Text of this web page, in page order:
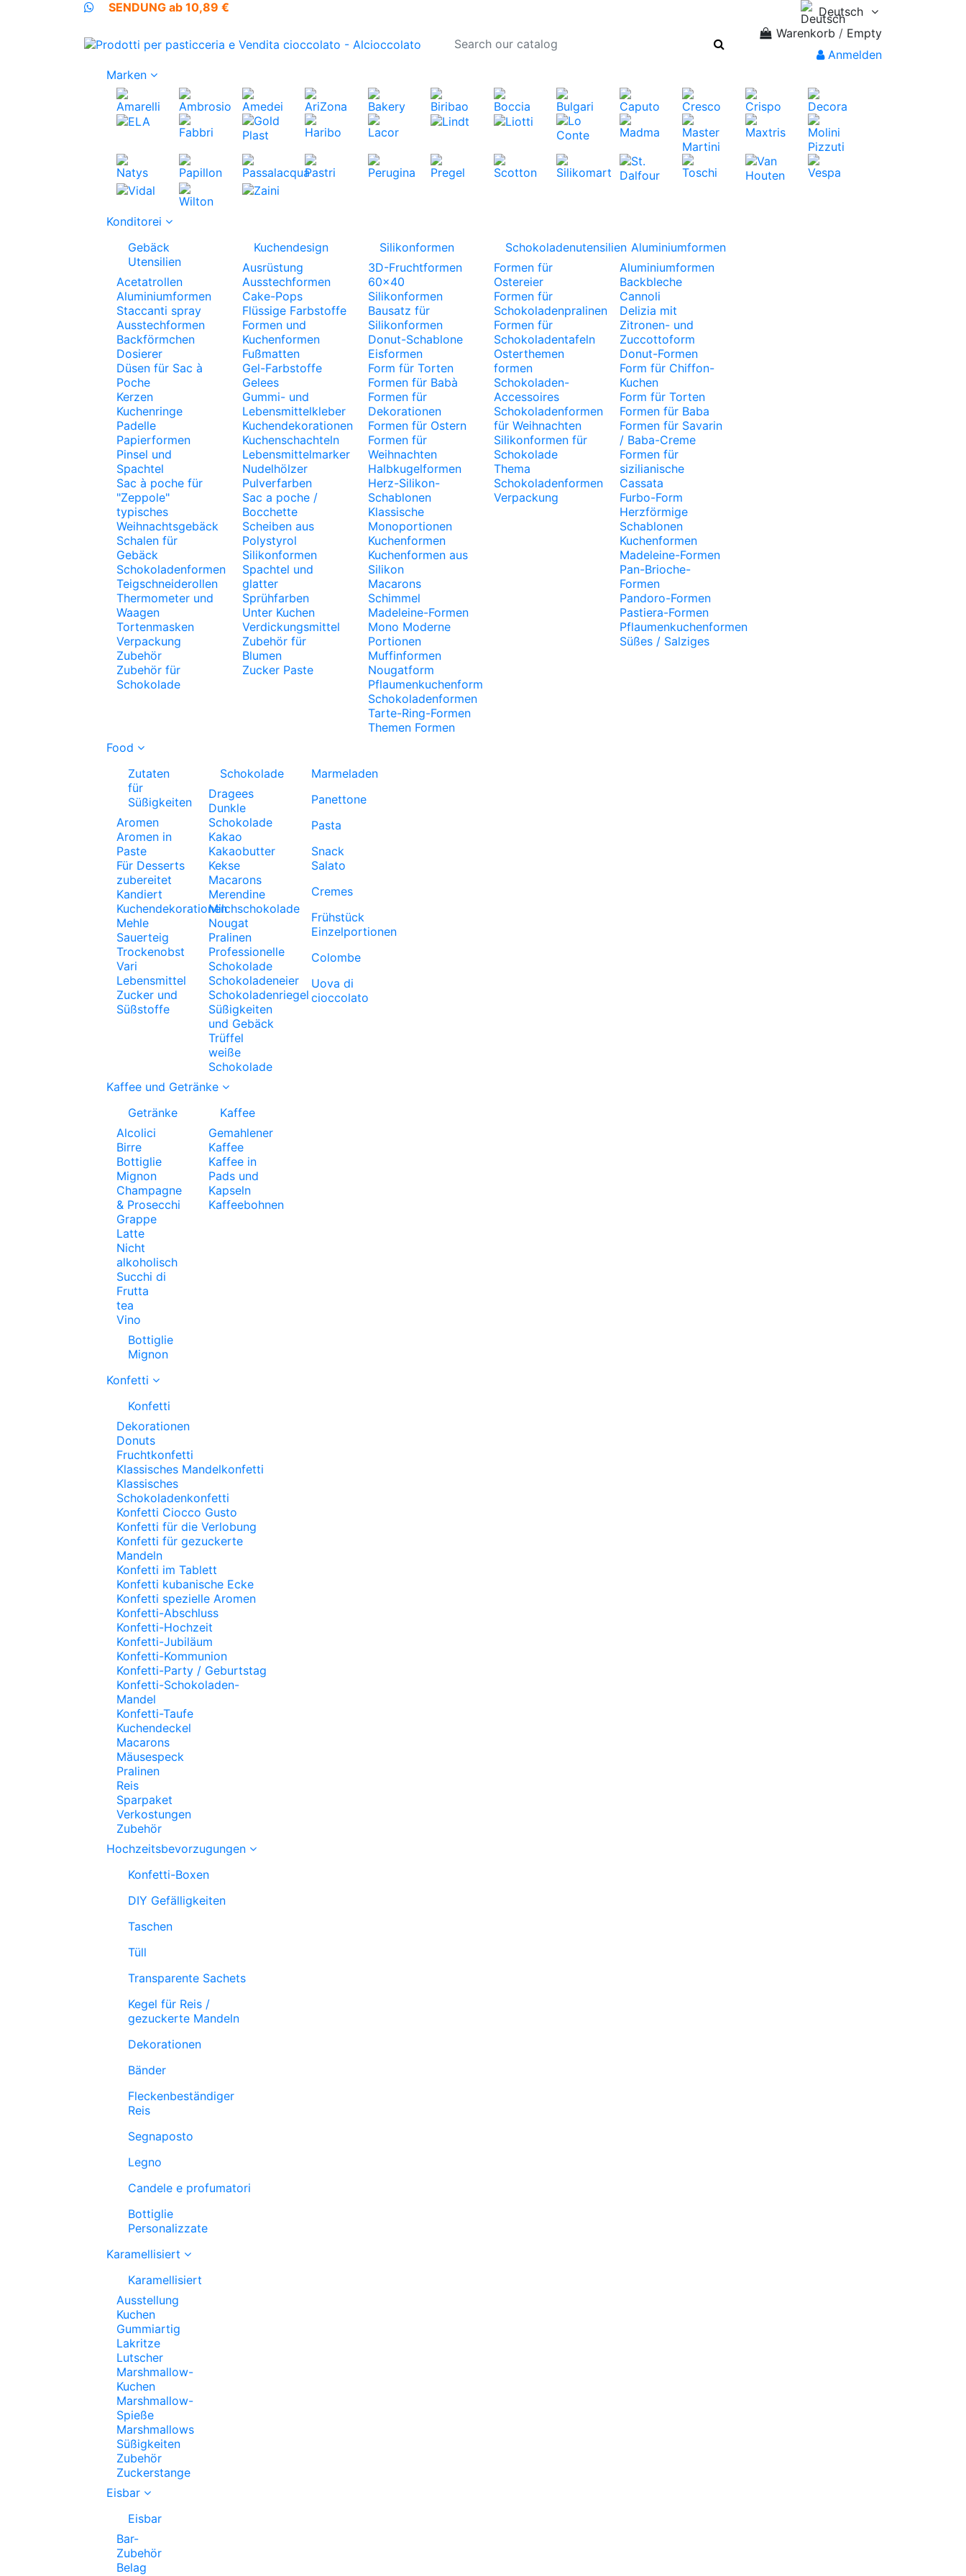
SENDUNG ab 10,89 €
Deutsch
Warenkorb / Empty
Anmelden
Marken
Konditorei
Gebäck
Utensilien
Acetatrollen
Aluminiumformen
Staccanti spray
Ausstechformen
Backförmchen
Dosierer
Düsen für Sac à
Poche
Kerzen
Kuchenringe
Padelle
Papierformen
Pinsel und
Spachtel
Sac à poche für
"Zeppole"
typisches
Weihnachtsgebäck
Schalen für
Gebäck
Schokoladenformen
Teigschneiderollen
Thermometer und
Waagen
Tortenmasken
Verpackung
Zubehör
Zubehör für
Schokolade
Kuchendesign
Ausrüstung
Ausstechformen
Cake-Pops
Flüssige Farbstoffe
Formen und
Kuchenformen
Fußmatten
Gel-Farbstoffe
Gelees
Gummi- und
Lebensmittelkleber
Kuchendekorationen
Kuchenschachteln
Lebensmittelmarker
Nudelhölzer
Pulverfarben
Sac a poche /
Bocchette
Scheiben aus
Polystyrol
Silikonformen
Spachtel und
glatter
Sprühfarben
Unter Kuchen
Verdickungsmittel
Zubehör für
Blumen
Zucker Paste
Silikonformen
3D-Fruchtformen
60x40
Silikonformen
Bausatz für
Silikonformen
Donut-Schablone
Eisformen
Form für Torten
Formen für Babà
Formen für
Dekorationen
Formen für Ostern
Formen für
Weihnachten
Halbkugelformen
Herz-Silikon-
Schablonen
Klassische
Monoportionen
Kuchenformen
Kuchenformen aus
Silikon
Macarons
Schimmel
Madeleine-Formen
Mono Moderne
Portionen
Muffinformen
Nougatform
Pflaumenkuchenform
Schokoladenformen
Tarte-Ring-Formen
Themen Formen
Schokoladenutensilien
Formen für
Ostereier
Formen für
Schokoladenpralinen
Formen für
Schokoladentafeln
Osterthemen
formen
Schokoladen-
Accessoires
Schokoladenformen
für Weihnachten
Silikonformen für
Schokolade
Thema
Schokoladenformen
Verpackung
Aluminiumformen
Aluminiumformen
Backbleche
Cannoli
Delizia mit
Zitronen- und
Zuccottoform
Donut-Formen
Form für Chiffon-
Kuchen
Form für Torten
Formen für Baba
Formen für Savarin
/ Baba-Creme
Formen für
sizilianische
Cassata
Furbo-Form
Herzförmige
Schablonen
Kuchenformen
Madeleine-Formen
Pan-Brioche-
Formen
Pandoro-Formen
Pastiera-Formen
Pflaumenkuchenformen
Süßes / Salziges
Food
Zutaten
für
Süßigkeiten
Aromen
Aromen in
Paste
Für Desserts
zubereitet
Kandiert
Kuchendekorationen
Mehle
Sauerteig
Trockenobst
Vari
Lebensmittel
Zucker und
Süßstoffe
Schokolade
Dragees
Dunkle
Schokolade
Kakao
Kakaobutter
Kekse
Macarons
Merendine
Milchschokolade
Nougat
Pralinen
Professionelle
Schokolade
Schokoladeneier
Schokoladenriegel
Süßigkeiten
und Gebäck
Trüffel
weiße
Schokolade
Marmeladen
Panettone
Pasta
Snack
Salato
Cremes
Frühstück
Einzelportionen
Colombe
Uova di
cioccolato
Kaffee und Getränke
Getränke
Alcolici
Birre
Bottiglie
Mignon
Champagne
& Prosecchi
Grappe
Latte
Nicht
alkoholisch
Succhi di
Frutta
tea
Vino
Bottiglie
Mignon
Kaffee
Gemahlener
Kaffee
Kaffee in
Pads und
Kapseln
Kaffeebohnen
Konfetti
Konfetti
Dekorationen
Donuts
Fruchtkonfetti
Klassisches Mandelkonfetti
Klassisches
Schokoladenkonfetti
Konfetti Ciocco Gusto
Konfetti für die Verlobung
Konfetti für gezuckerte
Mandeln
Konfetti im Tablett
Konfetti kubanische Ecke
Konfetti spezielle Aromen
Konfetti-Abschluss
Konfetti-Hochzeit
Konfetti-Jubiläum
Konfetti-Kommunion
Konfetti-Party / Geburtstag
Konfetti-Schokoladen-
Mandel
Konfetti-Taufe
Kuchendeckel
Macarons
Mäusespeck
Pralinen
Reis
Sparpaket
Verkostungen
Zubehör
Hochzeitsbevorzugungen
Konfetti-Boxen
DIY Gefälligkeiten
Taschen
Tüll
Transparente Sachets
Kegel für Reis /
gezuckerte Mandeln
Dekorationen
Bänder
Fleckenbeständiger
Reis
Segnaposto
Legno
Candele e profumatori
Bottiglie
Personalizzate
Karamellisiert
Karamellisiert
Ausstellung
Kuchen
Gummiartig
Lakritze
Lutscher
Marshmallow-
Kuchen
Marshmallow-
Spieße
Marshmallows
Süßigkeiten
Zubehör
Zuckerstange
Eisbar
Eisbar
Bar-
Zubehör
Belag